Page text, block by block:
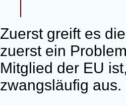
Zuerst greift es
zuerst ein
Mitglied der EU
zwangsläufig